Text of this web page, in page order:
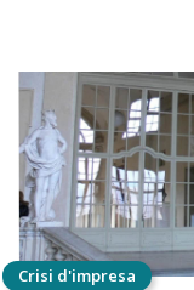
Crisi d'impresa